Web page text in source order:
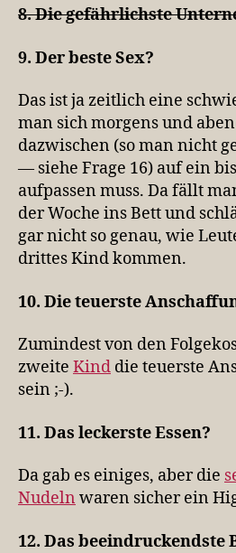
8. Die gefährlichste
9. Der beste Sex?
Das ist ja zeitlich eine
man sich morgens und
dazwischen (so man nicht
— siehe Frage 16) auf ein
aufpassen muss. Da fällt
der Woche ins Bett und
gar nicht so genau, wie
drittes Kind kommen.
10. Die teuerste
Zumindest von den
zweite Kind die teuerste
sein ;-).
11. Das leckerste Essen?
Da gab es einiges, aber die
Nudeln waren sicher ein
12. Das beeindruckendste